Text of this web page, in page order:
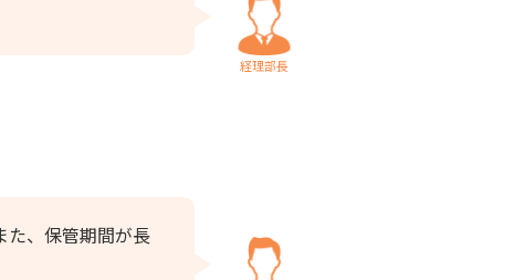
経理部長
た、保管期間が長